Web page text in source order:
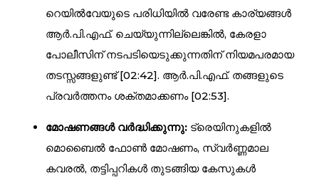
റെയിൽവേയുടെ പരിധിയിൽ വരേണ്ട കാര്യങ്ങൾ
ആർ.പി.എഫ്. ചെയ്യുന്നില്ലെങ്കിൽ, കേരളാ
പോലീസിന് നടപടിയെടുക്കുന്നതിന് നിയമപരമായ
തടസ്സങ്ങളുണ്ട് [02:42]. ആർ.പി.എഫ്. തങ്ങളുടെ
പ്രവർത്തനം ശക്തമാക്കണം [02:53].
മോഷണങ്ങൾ വർദ്ധിക്കുന്നു: ട്രെയിനുകളിൽ
മൊബൈൽ ഫോൺ മോഷണം, സ്വർണ്ണമാല
കവരൽ, തട്ടിപ്പറികൾ തുടങ്ങിയ കേസുകൾ